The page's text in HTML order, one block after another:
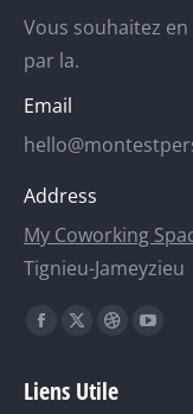
Vous souhaitez
par la.
Email
Address
My Coworking
Tignieu-Jameyzieu
Trouvez nous sur :
La
Facebook
La
X
La
Dribble
La
Liens Utile